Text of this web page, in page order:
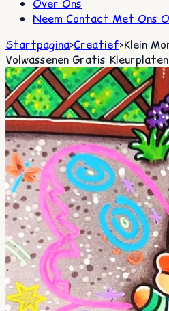
Over Ons
Neem Contact Met Ons
Startpagina>Creatief>Klein
Volwassenen Gratis